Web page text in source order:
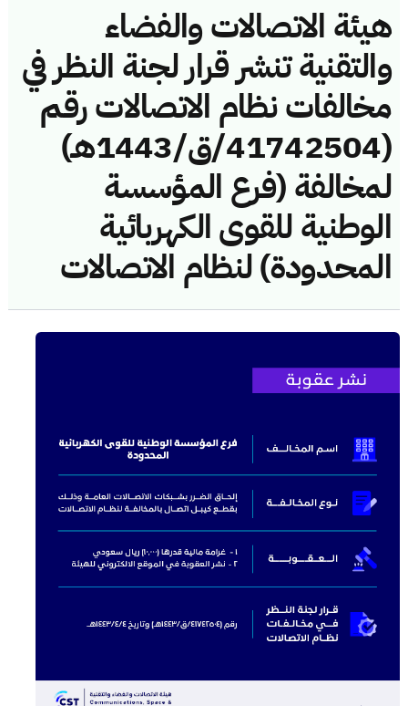
هيئة الاتصالات والفضاء
والتقنية تنشر قرار لجنة النظر في
مخالفات نظام الاتصالات رقم
(41742504/ق/1443هـ)
لمخالفة (فرع المؤسسة
الوطنية للقوى الكهربائية
المحدودة) لنظام الاتصالات